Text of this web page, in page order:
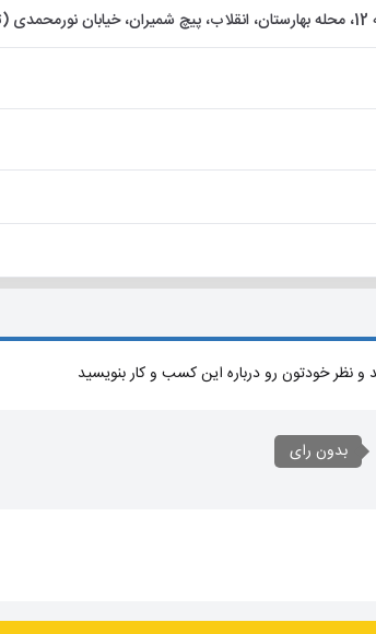
4
و نظر خودتون رو درباره این کسب و کار بنویسید
بدون رای